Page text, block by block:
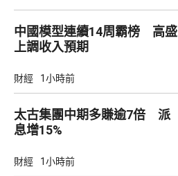
中國模型連續14周霸榜 高盛
上調收入預期
財經 1小時前
太古集團中期多賺逾7倍 派
息增15%
財經 1小時前